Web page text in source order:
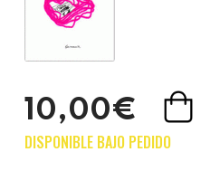
10,00€